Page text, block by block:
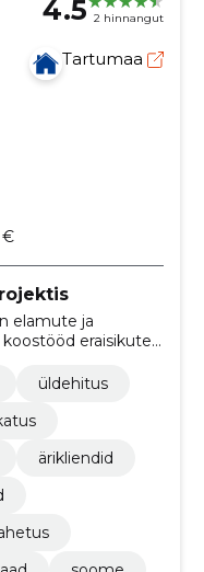
4.5 2 hinnangut
Tartumaa
€
elamute ja
eraisikute,
Teostame töid
üle-
üldehitus
ärikliendid